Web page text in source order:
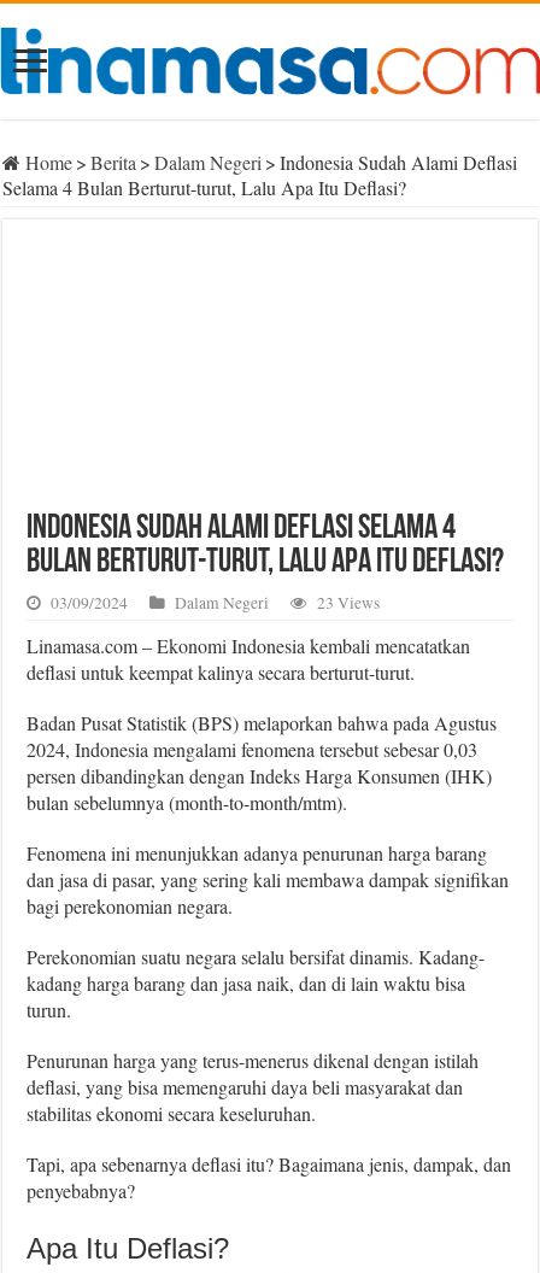
Home> Berita > Dalam Negeri > Indonesia Sudah Alami Deflasi
Selama 4 Bulan Berturut-turut, Lalu Apa Itu Deflasi?
Indonesia Sudah Alami Deflasi Selama 4
Bulan Berturut-turut, Lalu Apa Itu Deflasi?
03/09/2024 Dalam Negeri 23 Views
Linamasa.com – Ekonomi Indonesia kembali mencatatkan
deflasi untuk keempat kalinya secara berturut-turut.
Badan Pusat Statistik (BPS) melaporkan bahwa pada Agustus
2024, Indonesia mengalami fenomena tersebut sebesar 0,03
persen dibandingkan dengan Indeks Harga Konsumen (IHK)
bulan sebelumnya (month-to-month/mtm).
Fenomena ini menunjukkan adanya penurunan harga barang
dan jasa di pasar, yang sering kali membawa dampak signifikan
bagi perekonomian negara.
Perekonomian suatu negara selalu bersifat dinamis. Kadang-
kadang harga barang dan jasa naik, dan di lain waktu bisa
turun.
Penurunan harga yang terus-menerus dikenal dengan istilah
deflasi, yang bisa memengaruhi daya beli masyarakat dan
stabilitas ekonomi secara keseluruhan.
Tapi, apa sebenarnya deflasi itu? Bagaimana jenis, dampak, dan
penyebabnya?
Apa Itu Deflasi?